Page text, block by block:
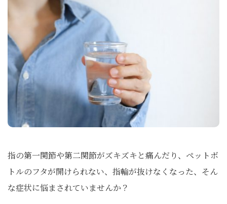
指の第一関節や第二関節がズキズキと痛んだり、ペットボ
トルのフタが開けられない、指輪が抜けなくなった、そん
な症状に悩まされていませんか？